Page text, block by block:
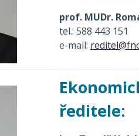
prof. MUDr.
tel.: 588 443 151
e-mail:
ředitele: